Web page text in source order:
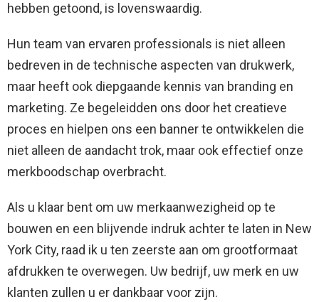
hebben getoond, is lovenswaardig.
Hun team van ervaren professionals is niet alleen
bedreven in de technische aspecten van drukwerk,
maar heeft ook diepgaande kennis van branding en
marketing. Ze begeleidden ons door het creatieve
proces en hielpen ons een banner te ontwikkelen die
niet alleen de aandacht trok, maar ook effectief onze
merkboodschap overbracht.
Als u klaar bent om uw merkaanwezigheid op te
bouwen en een blijvende indruk achter te laten in New
York City, raad ik u ten zeerste aan om grootformaat
afdrukken te overwegen. Uw bedrijf, uw merk en uw
klanten zullen u er dankbaar voor zijn.